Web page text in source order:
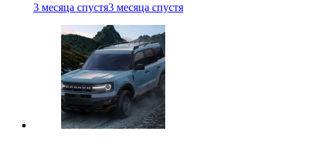
3 месяца спустя3 месяца спустя